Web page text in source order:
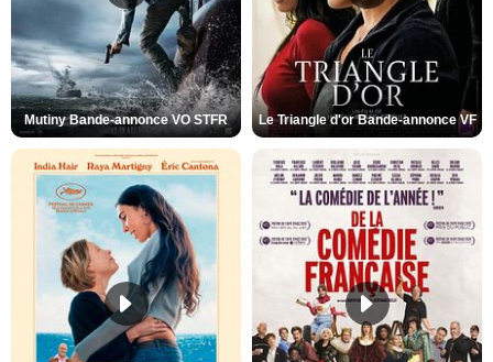
Mutiny Bande-annonce VO STFR Le Triangle d'or Bande-annonce VF